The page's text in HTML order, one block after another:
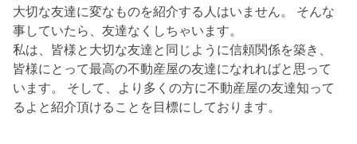
大切な友達に変なものを紹介する人はいません。 そんな
事していたら、友達なくしちゃいます。
私は、皆様と大切な友達と同じように信頼関係を築き、
皆様にとって最高の不動産屋の友達になれればと思って
います。 そして、より多くの方に不動産屋の友達知って
るよと紹介頂けることを目標にしております。